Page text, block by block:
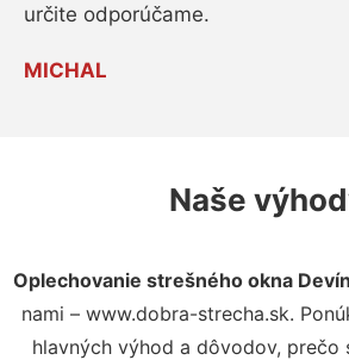
určite odporúčame.
MICHAL
Naše
Oplechovanie strešného okna Devín
nami – www.dobra-strecha.sk.
hlavných výhod a dôvodov, prečo